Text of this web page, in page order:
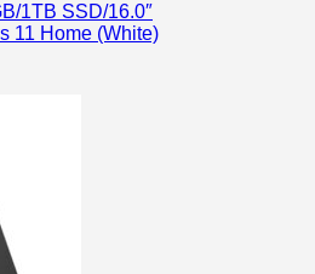
1TB SSD/16.0″
11 Home (White)